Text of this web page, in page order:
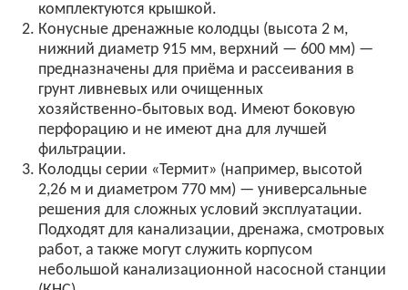
комплектуются крышкой.
Конусные дренажные колодцы (высота 2 м,
нижний диаметр 915 мм, верхний — 600 мм) —
предназначены для приёма и рассеивания в
грунт ливневых или очищенных
хозяйственно‑бытовых вод. Имеют боковую
перфорацию и не имеют дна для лучшей
фильтрации.
Колодцы серии «Термит» (например, высотой
2,26 м и диаметром 770 мм) — универсальные
решения для сложных условий эксплуатации.
Подходят для канализации, дренажа, смотровых
работ, а также могут служить корпусом
небольшой канализационной насосной станции